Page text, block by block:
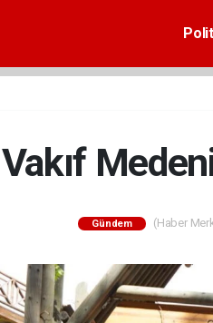
Vakıf
Gündem (Haber